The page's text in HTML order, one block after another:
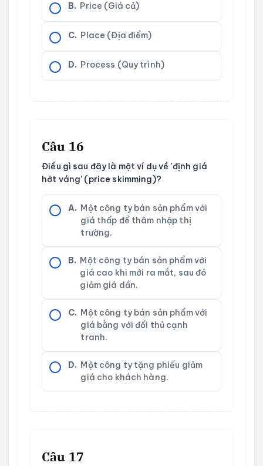
B. Price (Giá cả)
C. Place (Địa điểm)
D. Process (Quy trình)
Câu 16
Điều gì sau đây là một ví dụ về 'định giá
hớt váng' (price skimming)?
A. Một công ty bán sản phẩm với
giá thấp để thâm nhập thị
trường.
B. Một công ty bán sản phẩm với
giá cao khi mới ra mắt, sau đó
giảm giá dần.
C. Một công ty bán sản phẩm với
giá bằng với đối thủ cạnh
tranh.
D. Một công ty tặng phiếu giảm
giá cho khách hàng.
Câu 17